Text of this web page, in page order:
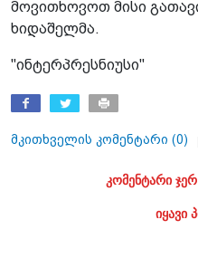
მოვითხოვოთ მისი
ხიდაშელმა.
"ინტერპრესნიუსი"
მკითხველის კომენტარი (0)
კომენტარი
იყავი